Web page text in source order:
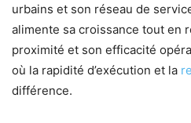
urbains et son réseau de
alimente sa croissance tout en
proximité et son efficacité
où la rapidité d’exécution et la
différence.